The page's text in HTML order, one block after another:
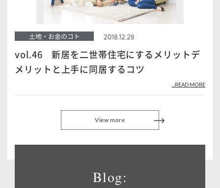
Blog:
土地・お金のコト 2018.12.28
vol.46 新居を二世帯住宅にするメリットデ
メリットと上手に同居するコツ
...READ MORE
View more